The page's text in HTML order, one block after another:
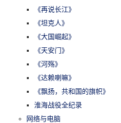
《再说长江》
《坦克人》
《大国崛起》
《天安门》
《河殇》
《达赖喇嘛》
《飘扬，共和国的旗帜》
淮海战役全纪录
网络与电脑